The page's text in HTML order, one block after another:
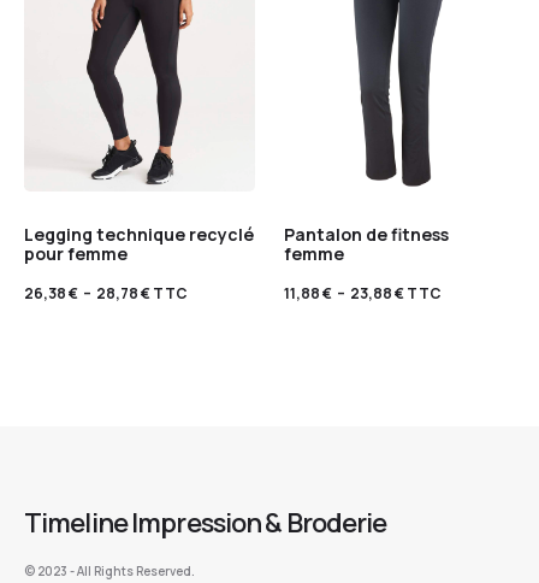
Legging technique recyclé
pour femme
26,38€ – 28,78€TTC
Pantalon de fitness
femme
11,88€ – 23,88€TTC
Timeline Impression & Broderie
©️ 2023 - All Rights Reserved.